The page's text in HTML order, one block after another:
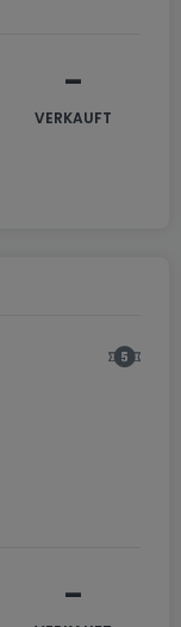
-
VERKAUFT
-